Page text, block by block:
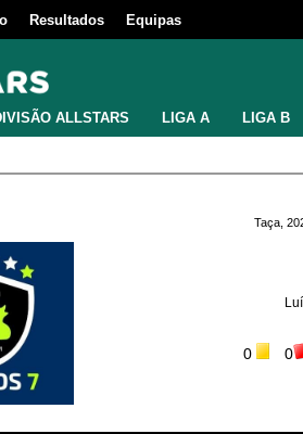
Resultados Equipas
ALLSTARS LIGA A LIGA B
Taça,
0 0